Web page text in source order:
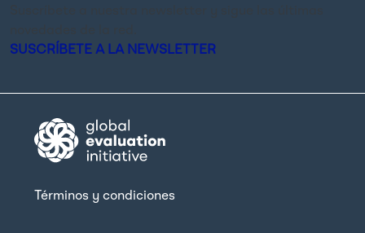
SUSCRÍBETE A LA NEWSLETTER
Términos y condiciones